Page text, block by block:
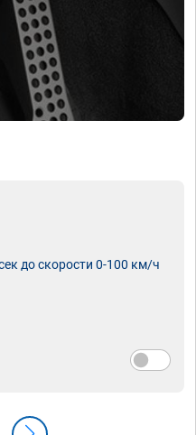
до скорости 0-100 км/ч